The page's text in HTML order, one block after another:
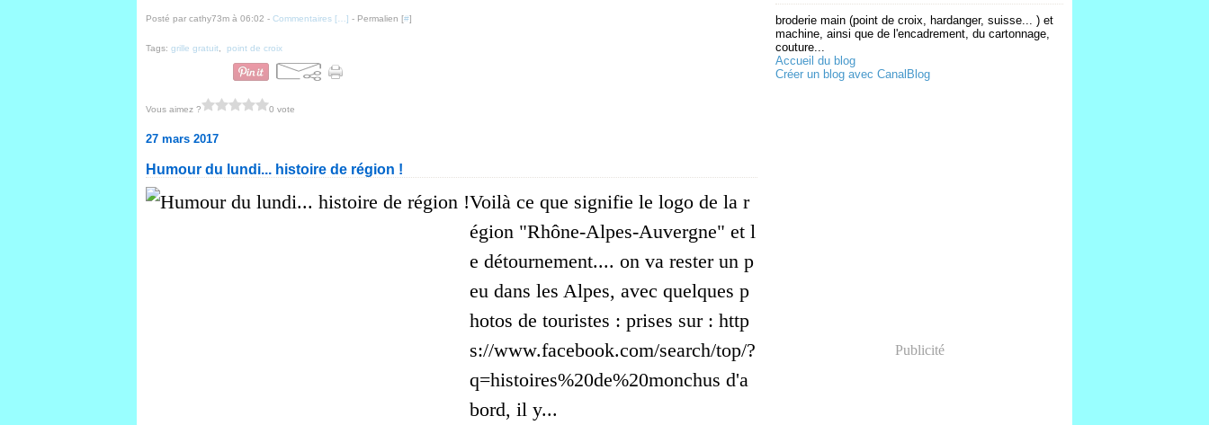
Posté par cathy73m à 06:02 - Commentaires [ ] - Permalien [#]
Tags: grille gratuit point de croix
Vous aimez ? 0 vote
27 mars 2017
Humour du lundi... histoire de région !
Voilà ce que signifie le logo de la r
égion "Rhône-Alpes-Auvergne" et l
e détournement.... on va rester un p
eu dans les Alpes, avec quelques p
hotos de touristes : prises sur : http
s://www.facebook.com/search/top/?
q=histoires%20de%20monchus d'a
bord, il y...
broderie main (point de croix, hardanger, suisse... ) et
machine, ainsi que de l'encadrement, du cartonnage,
couture...
Accueil du blog
Créer un blog avec CanalBlog
Publicité